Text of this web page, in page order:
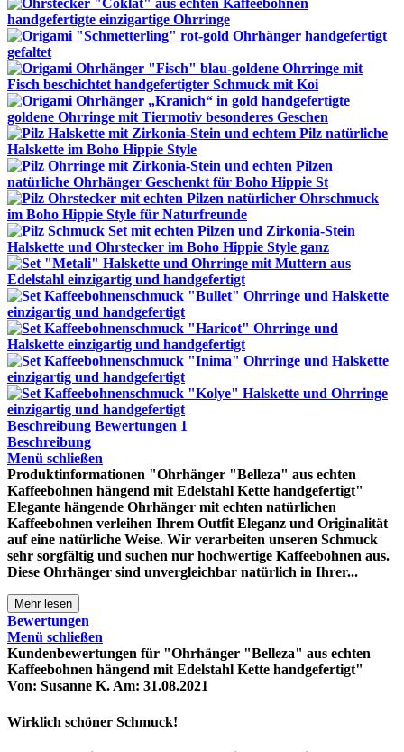
Beschreibung Bewertungen 1
Beschreibung
Menü schließen
Produktinformationen "Ohrhänger "Belleza" aus echten
Kaffeebohnen hängend mit Edelstahl Kette handgefertigt"
Elegante hängende Ohrhänger mit echten natürlichen
Kaffeebohnen verleihen Ihrem Outfit Eleganz und Originalität
auf eine natürliche Weise. Wir verarbeiten unseren Schmuck
sehr sorgfältig und suchen nur hochwertige Kaffeebohnen aus.
Diese Ohrhänger sind unvergleichbar natürlich in Ihrer...
Mehr lesen
Bewertungen
Menü schließen
Kundenbewertungen für "Ohrhänger "Belleza" aus echten
Kaffeebohnen hängend mit Edelstahl Kette handgefertigt"
Von: Susanne K. Am: 31.08.2021
Wirklich schöner Schmuck!